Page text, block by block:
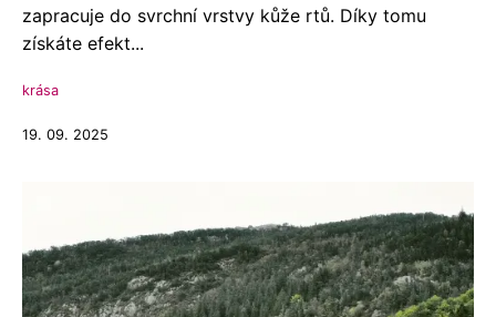
zapracuje do svrchní vrstvy kůže rtů. Díky tomu
získáte efekt...
krása
19. 09. 2025